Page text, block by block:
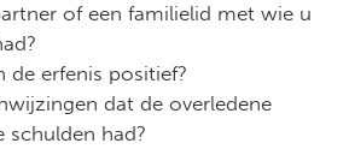
of een familielid met wie u
de erfenis positief?
dat de overledene
schulden had?